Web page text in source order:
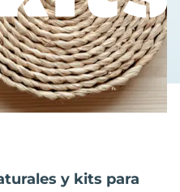
y kits para